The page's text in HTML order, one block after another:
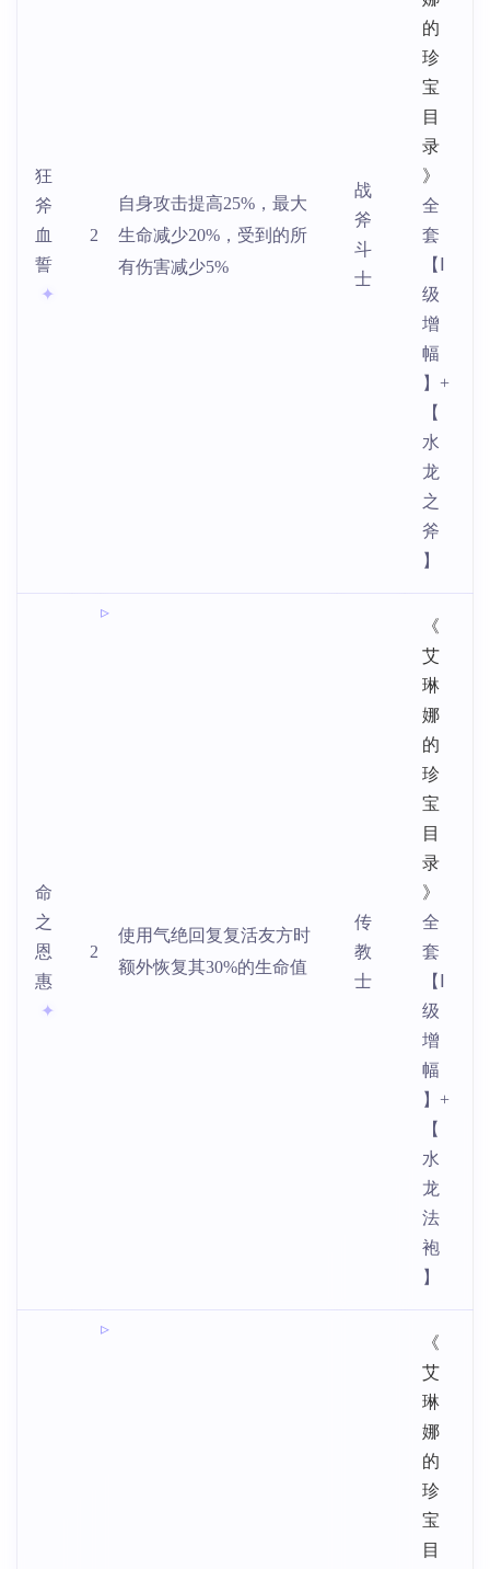
狂
斧
血
誓
2
自身攻击提高25%，最大
生命减少20%，受到的所
有伤害减少5%
战
斧
斗
士
的
珍
宝
目
录
》
全
套
【Ⅰ
级
增
幅
】+
【
水
龙
之
斧
】
命
之
恩
惠
2
使用气绝回复复活友方时
额外恢复其30%的生命值
传
教
士
《
艾
琳
娜
的
珍
宝
目
录
》
全
套
【Ⅰ
级
增
幅
】+
【
水
龙
法
袍
】
《
艾
琳
娜
的
珍
宝
目